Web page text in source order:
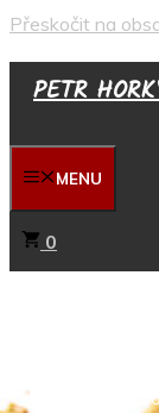
Přeskočit na
PETR
MENU
0
Václav
projektu
vlastního